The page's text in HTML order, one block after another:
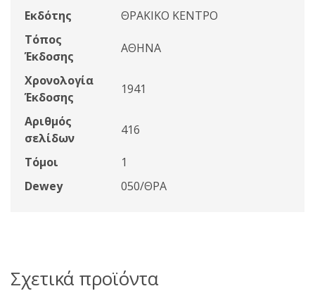
Εκδότης
ΘΡΑΚΙΚΟ ΚΕΝΤΡΟ
Τόπος
Έκδοσης
ΑΘΗΝΑ
Χρονολογία
Έκδοσης
1941
Αριθμός
σελίδων
416
Τόμοι
1
Dewey
050/ΘΡΑ
Σχετικά προϊόντα